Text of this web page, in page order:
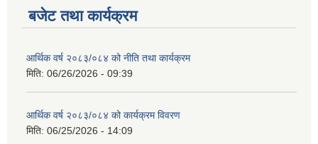
बजेट तथा कार्यक्रम
आर्थिक वर्ष २०८३/०८४ को नीति तथा कार्यक्रम
मिति: 06/26/2026 - 09:39
आर्थिक वर्ष २०८३/०८४ को कार्यक्रम विवरण
मिति: 06/25/2026 - 14:09